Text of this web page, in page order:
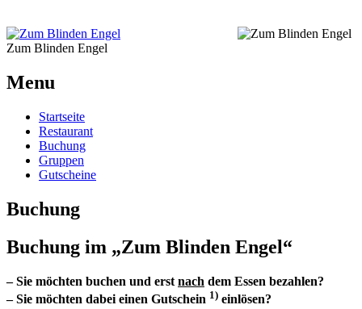
Zum Blinden Engel
Menu
Startseite
Restaurant
Buchung
Gruppen
Gutscheine
Buchung
Buchung im „Zum Blinden Engel“
– Sie möchten buchen und erst nach dem Essen bezahlen?
– Sie möchten dabei einen Gutschein 1) einlösen?